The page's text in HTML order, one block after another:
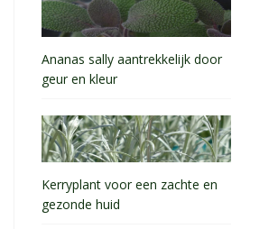
Ananas sally aantrekkelijk door
geur en kleur
Kerryplant voor een zachte en
gezonde huid